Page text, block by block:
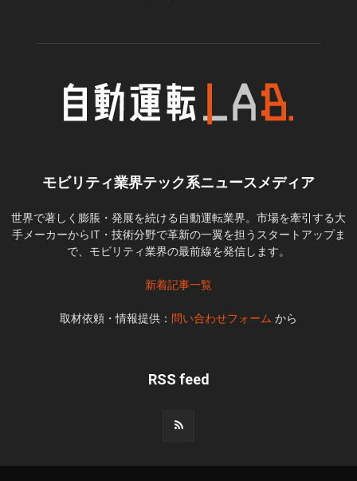
モビリティ業界テック系ニュースメディア
世界で著しく膨脹・発展を続ける自動運転業界。市場を牽引する大
手メーカーからIT・技術分野で革新の一翼を担うスタートアップま
で、モビリティ業界の最前線を発信します。
新着記事一覧
取材依頼・情報提供： 問い合わせフォーム から
RSS feed